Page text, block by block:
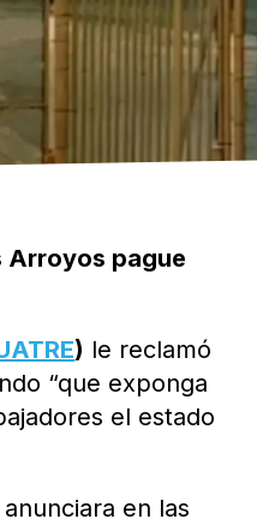
Arroyos pague
) le reclamó
“que exponga
el estado
en las